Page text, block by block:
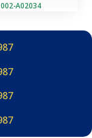
002-A02034